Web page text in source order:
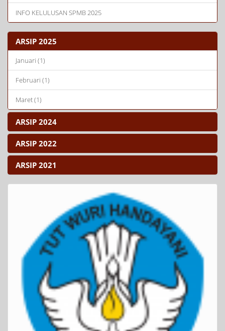
INFO KELULUSAN SPMB 2025
ARSIP 2025
Januari (1)
Februari (1)
Maret (1)
ARSIP 2024
ARSIP 2022
ARSIP 2021